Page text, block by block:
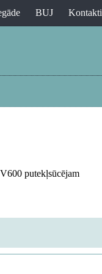
BUJ Kontakti
putekļsūcējam